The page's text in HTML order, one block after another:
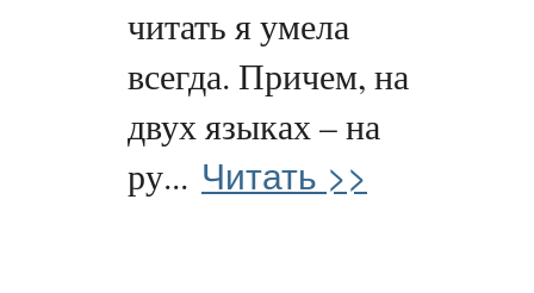
читать я умела
всегда. Причем, на
двух языках – на
ру... Читать >>